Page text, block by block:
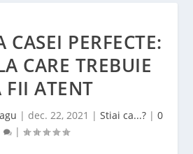
CASEI PERFECTE:
CARE TREBUIE
FII ATENT
| dec. 22, 2021 | Stiai ca...?| 0
|